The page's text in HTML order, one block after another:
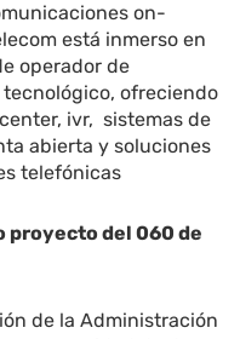
on-
está inmerso en
operador de
ofreciendo
ivr, sistemas de
abierta y soluciones
telefónicas
proyecto del 060 de
de la Administración